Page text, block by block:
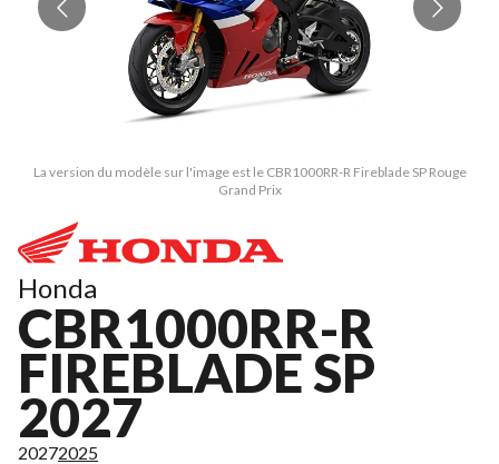
La version du modèle sur l'image est le CBR1000RR-R Fireblade SP Rouge
Grand Prix
Honda
CBR1000RR-R
FIREBLADE SP
2027
20272025